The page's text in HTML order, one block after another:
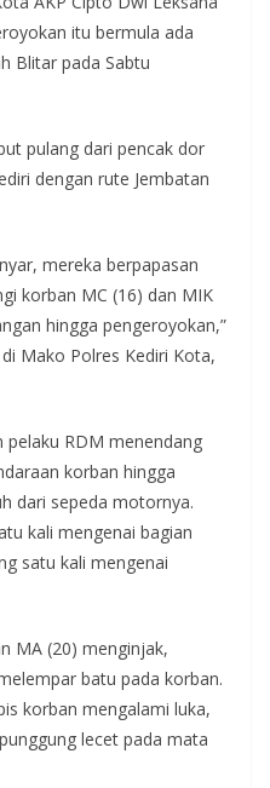
itu bermula ada
Blitar pada Sabtu
pulang dari pencak dor
dengan rute Jembatan
mereka berpapasan
korban MC (16) dan MIK
hingga pengeroyokan,”
Mako Polres Kediri Kota,
pelaku RDM menendang
korban hingga
dari sepeda motornya.
kali mengenai bagian
satu kali mengenai
MA (20) menginjak,
batu pada korban.
korban mengalami luka,
lecet pada mata